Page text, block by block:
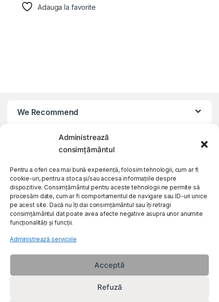
Administrează
consimțământul
Pentru a oferi cea mai bună experiență, folosim tehnologii, cum ar fi
cookie-uri, pentru a stoca și/sau accesa informațiile despre
dispozitive. Consimțământul pentru aceste tehnologii ne permite să
procesăm date, cum ar fi comportamentul de navigare sau ID-uri unice
pe acest site. Dacă nu îți dai consimțământul sau îți retragi
consimțământul dat poate avea afecte negative asupra unor anumite
funcționalități și funcții.
Administrează serviciile
Acceptă
Refuză
Adauga la favorite
We Recommend
My Account
Customer Care
About Us